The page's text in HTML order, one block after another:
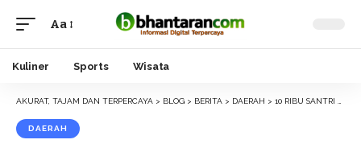
Font
Resizer
Aa
Kuliner Sports Wisata
AKURAT, TAJAM DAN TERPERCAYA > BLOG > BERITA > DAERAH > 10 RIBU SANTRI DI TUBAN IKUTI PERINGATAN HARI SANTRI 2024
DAERAH